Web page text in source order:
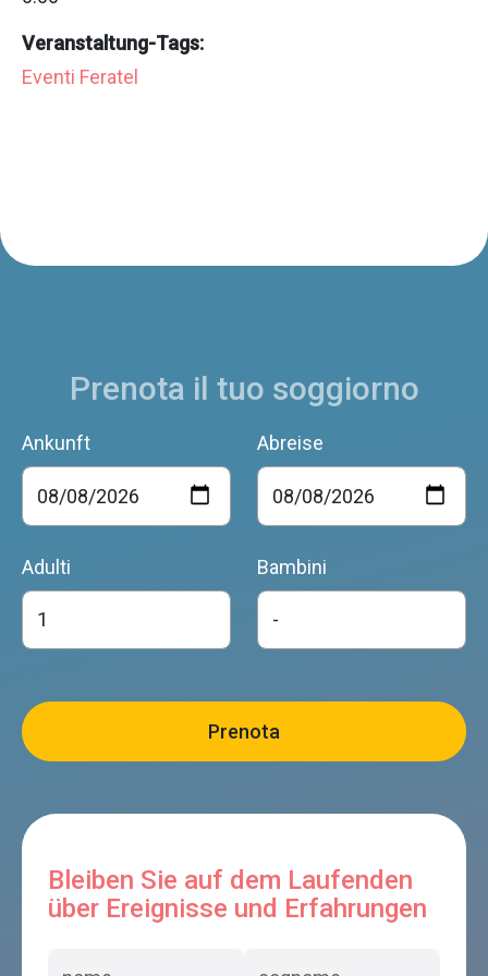
Veranstaltung-Tags:
Eventi Feratel
Prenota il tuo soggiorno
Ankunft Abreise
Adulti Bambini
Bleiben Sie auf dem Laufenden
über Ereignisse und Erfahrungen